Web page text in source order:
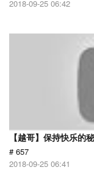
2018-09-25 06:42
【越哥】保持快乐的
# 657
2018-09-25 06:41